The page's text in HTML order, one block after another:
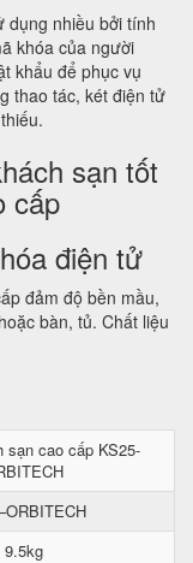
dụng nhiều bởi tính
khóa của người
khẩu để phục vụ
thao tác, két điện tử
sạn tốt
cấp
điện tử
đảm độ bền mầu,
bàn, tủ. Chất liệu
sạn cao cấp KS25-
9.5kg